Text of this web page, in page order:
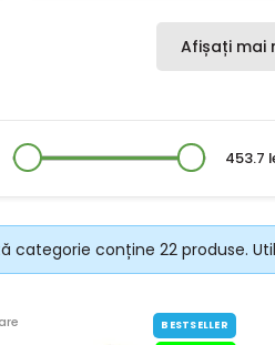
Afișați mai
453.7
categorie conține 22 produse.
BESTSELLER